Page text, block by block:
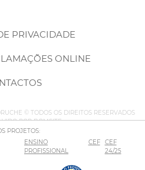
PRIVACIDADE
ONLINE
© TODOS OS DIREITOS RESERVADOS
PORBOMSITE
PROJETOS:
ENSINO
PROFISSIONAL
CEF
CEF
24/25